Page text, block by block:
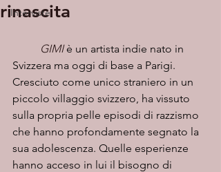
Interviste
rinascita
GIMI è un artista indie nato in
Svizzera ma oggi di base a Parigi.
Cresciuto come unico straniero in un
piccolo villaggio svizzero, ha vissuto
sulla propria pelle episodi di razzismo
che hanno profondamente segnato la
sua adolescenza. Quelle esperienze
hanno acceso in lui il bisogno di